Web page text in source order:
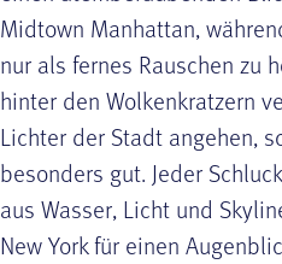
Midtown Manhattan,
nur als fernes Rauschen zu
hinter den Wolkenkratzern
Lichter der Stadt angehen,
besonders gut. Jeder
aus Wasser, Licht und
New York für einen